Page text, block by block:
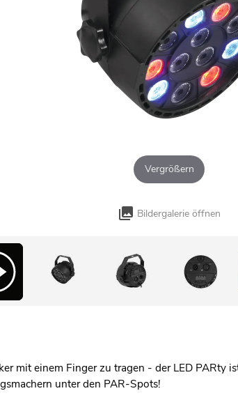
Vergrößern
Bildergalerie öffnen
mit einem Finger zu tragen - der LED PARty
unter den PAR-Spots!